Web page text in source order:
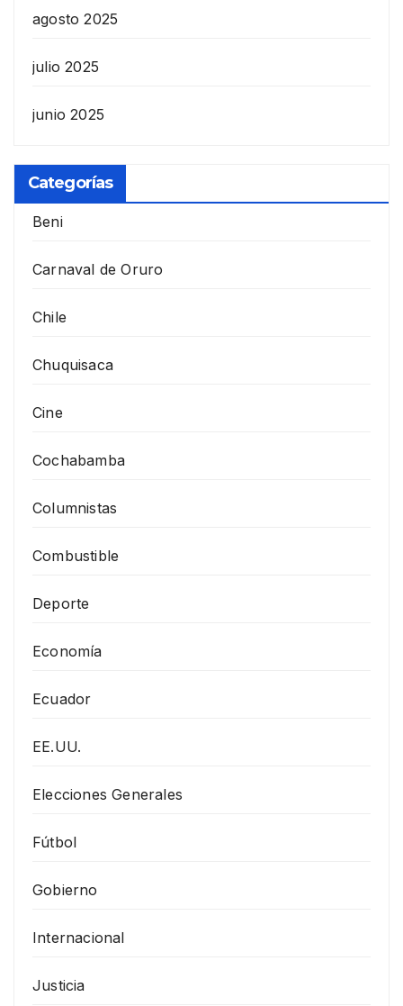
agosto 2025
julio 2025
junio 2025
Categorías
Beni
Carnaval de Oruro
Chile
Chuquisaca
Cine
Cochabamba
Columnistas
Combustible
Deporte
Economía
Ecuador
EE.UU.
Elecciones Generales
Fútbol
Gobierno
Internacional
Justicia